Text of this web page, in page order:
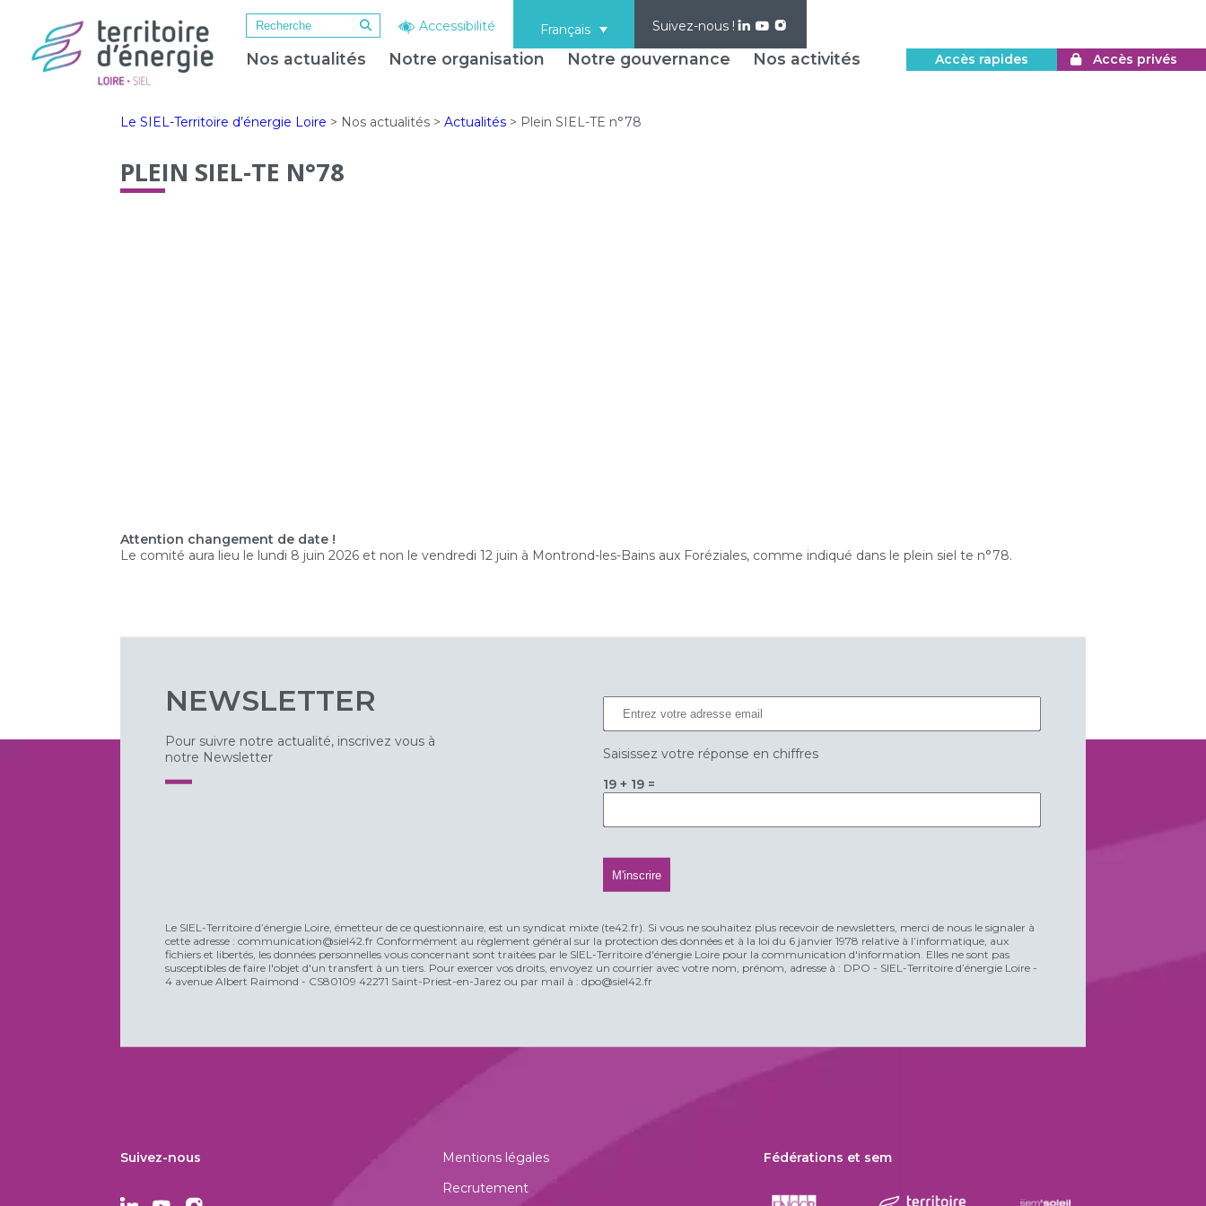
Accessibilité Français Suivez-nous !
Nos actualités Notre organisation Notre gouvernance Nos activités Accès rapides Accès privés
Le SIEL-Territoire d’énergie Loire > Nos actualités >Actualités > Plein SIEL-TE n°78
PLEIN SIEL-TE N°78
Attention changement de date !
Le comité aura lieu le lundi 8 juin 2026 et non le vendredi 12 juin à Montrond-les-Bains aux Foréziales, comme indiqué dans le plein siel te n°78.
NEWSLETTER
Pour suivre notre actualité, inscrivez vous à
notre Newsletter
Saisissez votre réponse en chiffres
19 + 19 =
Le SIEL-Territoire d’énergie Loire, émetteur de ce questionnaire, est un syndicat mixte (te42.fr). Si vous ne souhaitez plus recevoir de newsletters, merci de nous le signaler à
cette adresse : communication@siel42.fr Conformément au règlement général sur la protection des données et à la loi du 6 janvier 1978 relative à l’informatique, aux
fichiers et libertés, les données personnelles vous concernant sont traitées par le SIEL-Territoire d'énergie Loire pour la communication d'information. Elles ne sont pas
susceptibles de faire l'objet d'un transfert à un tiers. Pour exercer vos droits, envoyez un courrier avec votre nom, prénom, adresse à : DPO - SIEL-Territoire d’énergie Loire -
4 avenue Albert Raimond - CS80109 42271 Saint-Priest-en-Jarez ou par mail à : dpo@siel42.fr
Suivez-nous
Mentions légales
Recrutement
Fédérations et sem